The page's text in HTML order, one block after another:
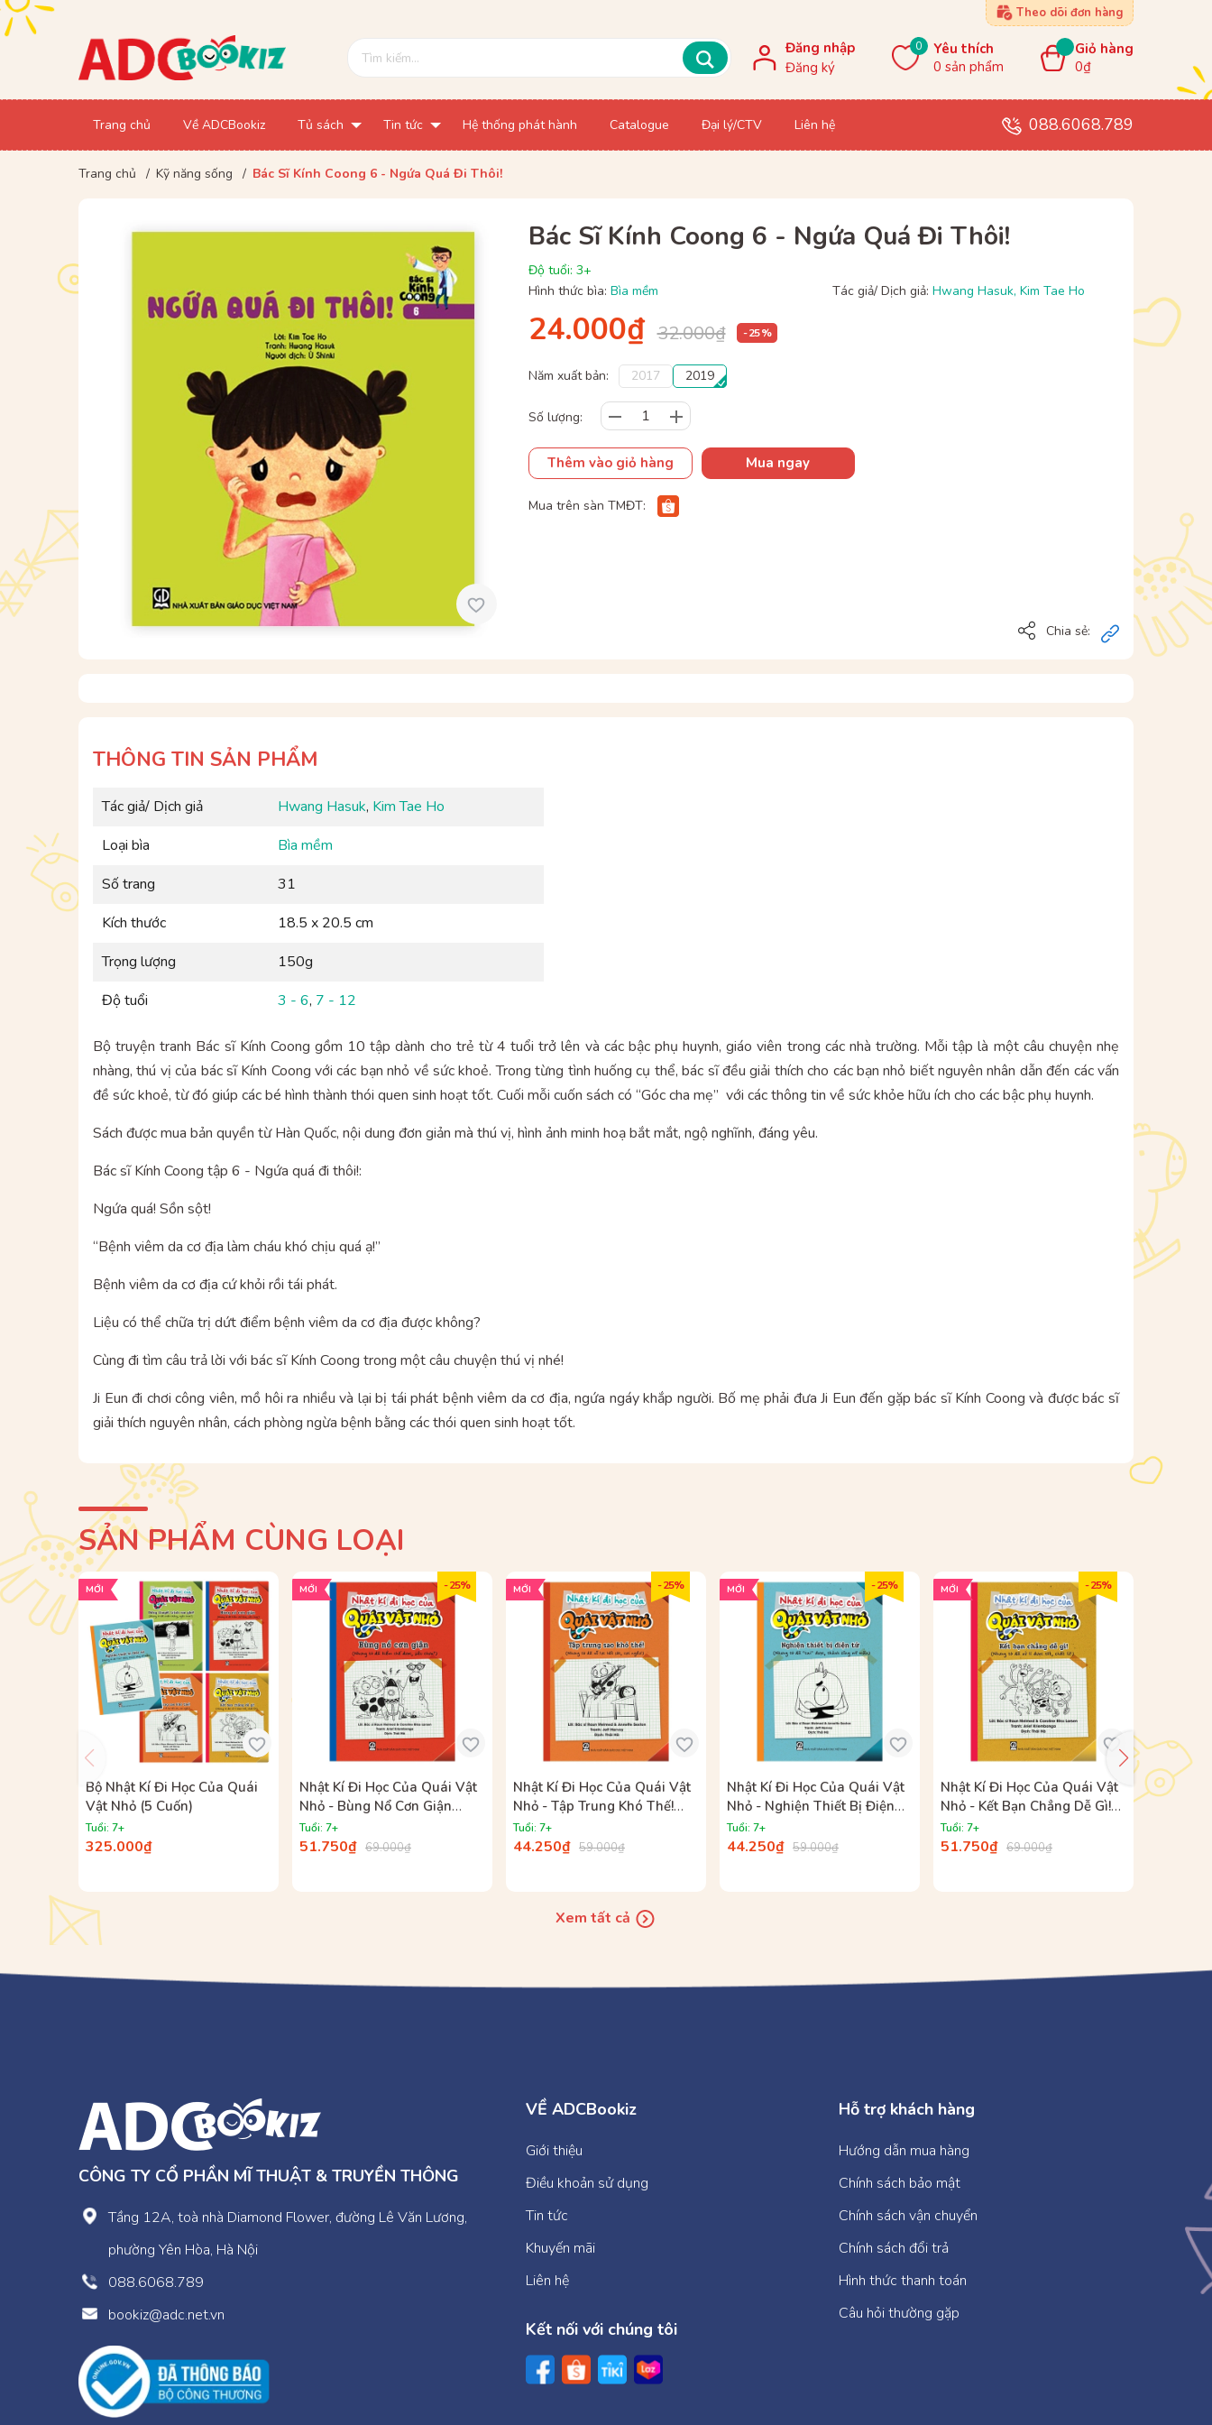
Theo dõi đơn hàng
Đăng nhập
Đăng ký
0
Yêu thích
0 sản phẩm
Giỏ hàng
0₫
Trang chủ Về ADCBookiz Tủ sách Tin tức Hệ thống phát hành Catalogue Đại lý/CTV Liên hệ 088.6068.789
Trang chủ / Kỹ năng sống / Bác Sĩ Kính Coong 6 - Ngứa Quá Đi Thôi!
Bác Sĩ Kính Coong 6 - Ngứa Quá Đi Thôi!
Độ tuổi: 3+
Hình thức bìa: Bìa mềm Tác giả/ Dịch giả:Hwang Hasuk, Kim Tae Ho
24.000₫ 32.000₫ - 25 %
Năm xuất bản: 2017 2019
Số lượng:
Thêm vào giỏ hàng Mua ngay
Mua trên sàn TMĐT:
Chia sẻ:
THÔNG TIN SẢN PHẨM
Tác giả/ Dịch giả Hwang Hasuk, Kim Tae Ho
Loại bìa
Bìa mềm
Số trang
31
Kích thước
18.5 x 20.5 cm
Trọng lượng
150g
Độ tuổi
3 - 6, 7 - 12
Bộ truyện tranh Bác sĩ Kính Coong gồm 10 tập dành cho trẻ từ 4 tuổi trở lên và các bậc phụ huynh, giáo viên trong các nhà trường. Mỗi tập là một câu chuyện nhẹ
nhàng, thú vị của bác sĩ Kính Coong với các bạn nhỏ về sức khoẻ. Trong từng tình huống cụ thể, bác sĩ đều giải thích cho các bạn nhỏ biết nguyên nhân dẫn đến các vấn
đề sức khoẻ, từ đó giúp các bé hình thành thói quen sinh hoạt tốt. Cuối mỗi cuốn sách có “Góc cha mẹ” với các thông tin về sức khỏe hữu ích cho các bậc phụ huynh.
Sách được mua bản quyền từ Hàn Quốc, nội dung đơn giản mà thú vị, hình ảnh minh hoạ bắt mắt, ngộ nghĩnh, đáng yêu.
Bác sĩ Kính Coong tập 6 - Ngứa quá đi thôi!:
Ngứa quá! Sồn sột!
“Bệnh viêm da cơ địa làm cháu khó chịu quá ạ!”
Bệnh viêm da cơ địa cứ khỏi rồi tái phát.
Liệu có thể chữa trị dứt điểm bệnh viêm da cơ địa được không?
Cùng đi tìm câu trả lời với bác sĩ Kính Coong trong một câu chuyện thú vị nhé!
Ji Eun đi chơi công viên, mồ hôi ra nhiều và lại bị tái phát bệnh viêm da cơ địa, ngứa ngáy khắp người. Bố mẹ phải đưa Ji Eun đến gặp bác sĩ Kính Coong và được bác sĩ
giải thích nguyên nhân, cách phòng ngừa bệnh bằng các thói quen sinh hoạt tốt.
SẢN PHẨM CÙNG LOẠI
MỚI
Bộ Nhật Kí Đi Học Của Quái
Vật Nhỏ (5 Cuốn)
Tuổi: 7+
325.000₫
- 25%
MỚI
Nhật Kí Đi Học Của Quái Vật
Nhỏ - Bùng Nổ Cơn Giận
(Nhưng Tớ Đã Kiềm Chế
Được, Siêu Chưa?)
Tuổi: 7+
51.750₫ 69.000₫
- 25%
MỚI
Nhật Kí Đi Học Của Quái Vật
Nhỏ - Tập Trung Khó Thế!
(Nhưng Tớ Đã Nỗ Lực Hết
Sức, Cực Ngầu!)
Tuổi: 7+
44.250₫ 59.000₫
- 25%
MỚI
Nhật Kí Đi Học Của Quái Vật
Nhỏ - Nghiện Thiết Bị Điện
Tử (Nhưng Tớ Đã "Cai" Được,
Thành Công Mĩ Mãn)
Tuổi: 7+
44.250₫ 59.000₫
- 25%
MỚI
Nhật Kí Đi Học Của Quái Vật
Nhỏ - Kết Bạn Chẳng Dễ Gì!
(Nhưng Tớ Đã Xử Lí Được Tốt,
Chất Lừ!)
Tuổi: 7+
51.750₫ 69.000₫
Nhật Kí
Xem tất cả
CÔNG TY CỔ PHẦN MĨ THUẬT & TRUYỀN THÔNG
Tầng 12A, toà nhà Diamond Flower, đường Lê Văn Lương,
phường Yên Hòa, Hà Nội
088.6068.789
bookiz@adc.net.vn
VỀ ADCBookiz
Giới thiệu
Điều khoản sử dụng
Tin tức
Khuyến mãi
Liên hệ
Kết nối với chúng tôi
Hỗ trợ khách hàng
Hướng dẫn mua hàng
Chính sách bảo mật
Chính sách vận chuyển
Chính sách đổi trả
Hình thức thanh toán
Câu hỏi thường gặp